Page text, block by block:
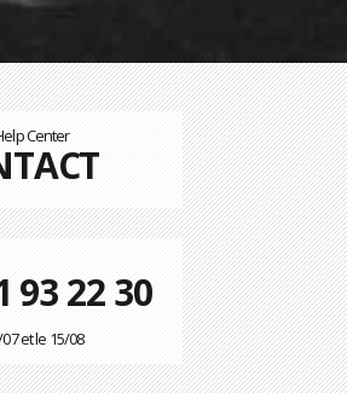
Center
93 22 30
et le 15/08